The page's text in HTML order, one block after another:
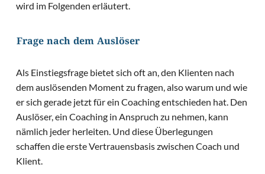
wird im Folgenden erläutert.
Frage nach dem Auslöser
Als Einstiegsfrage bietet sich oft an, den Klienten nach
dem auslösenden Moment zu fragen, also warum und wie
er sich gerade jetzt für ein Coaching entschieden hat. Den
Auslöser, ein Coaching in Anspruch zu nehmen, kann
nämlich jeder herleiten. Und diese Überlegungen
schaffen die erste Vertrauensbasis zwischen Coach und
Klient.